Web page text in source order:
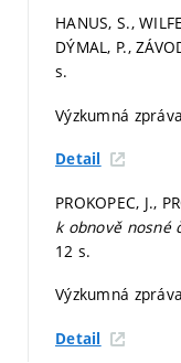
HANUS, S.,
DÝMAL, P.,
s.
Výzkumná zpráva
Detail
PROKOPEC, J.,
k obnově nosné
12 s.
Výzkumná zpráva
Detail